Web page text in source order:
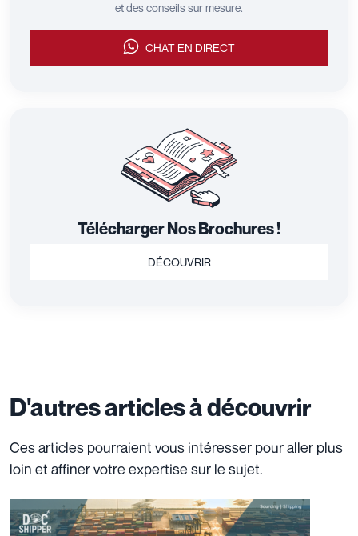
et des conseils sur mesure.
CHAT EN DIRECT
Télécharger Nos Brochures !
DÉCOUVRIR
D'autres articles à découvrir
Ces articles pourraient vous intéresser pour aller plus
loin et affiner votre expertise sur le sujet.